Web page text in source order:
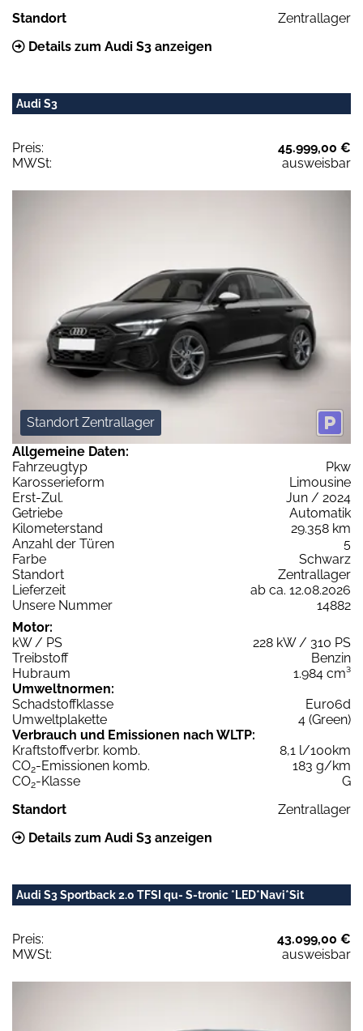
Standort
Zentrallager
Details zum Audi S3 anzeigen
Audi S3
Preis:
45.999,00 €
MWSt:
ausweisbar
Standort Zentrallager
Allgemeine Daten:
Fahrzeugtyp
Pkw
Karosserieform
Limousine
Erst-Zul.
Jun / 2024
Getriebe
Automatik
Kilometerstand
29.358 km
Anzahl der Türen
5
Farbe
Schwarz
Standort
Zentrallager
Lieferzeit
ab ca. 12.08.2026
Unsere Nummer
14882
Motor:
kW / PS
228 kW / 310 PS
Treibstoff
Benzin
Hubraum
1.984 cm³
Umweltnormen:
Schadstoffklasse
Euro6d
Umweltplakette
4 (Green)
Verbrauch und Emissionen nach WLTP:
Kraftstoffverbr. komb.
8,1 l/100km
CO2-Emissionen komb.
183 g/km
CO2-Klasse
G
Standort
Zentrallager
Details zum Audi S3 anzeigen
Audi S3 Sportback 2.0 TFSI qu- S-tronic *LED*Navi*Sit
Preis:
43.099,00 €
MWSt:
ausweisbar